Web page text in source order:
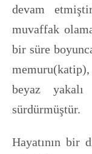
devam
muvaffak
bir süre
beyaz
sürdürmüştür.
Hayatının bir